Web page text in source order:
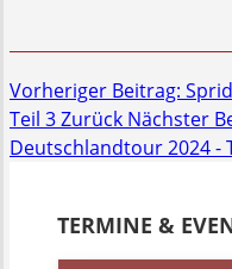
Vorheriger Beitrag:
Teil 3Zurück Nächster
Deutschlandtour 2024 -
TERMINE &